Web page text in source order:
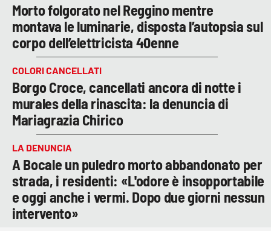
Morto folgorato nel Reggino mentre
montava le luminarie, disposta l’autopsia sul
corpo dell’elettricista 40enne
COLORI CANCELLATI
Borgo Croce, cancellati ancora di notte i
murales della rinascita: la denuncia di
Mariagrazia Chirico
LA DENUNCIA
A Bocale un puledro morto abbandonato per
strada, i residenti: «L'odore è insopportabile
e oggi anche i vermi. Dopo due giorni nessun
intervento»